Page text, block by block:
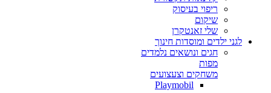
ריפוי בעיסוק
שיקום
שלי זאנטקרן
לגני ילדים ומוסדות חינוך
חגים ונושאים נלמדים
מפות
משחקים וצעצועים
Playmobil